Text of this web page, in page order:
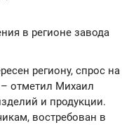
в регионе завода
региону, спрос на
отметил Михаил
и продукции.
востребован в